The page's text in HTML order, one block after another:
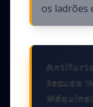
os ladrões
Escudo
Máquina!